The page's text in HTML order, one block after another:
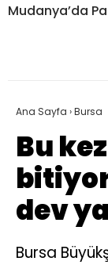
Mudanya’da
Ana Sayfa ›Bursa
Bu
dev
Bursa